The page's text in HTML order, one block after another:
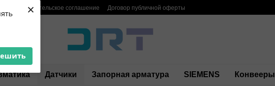
×
Пользовательское соглашение Договор публичной оферты
Датчики Запорная арматура SIEMENS Конвееры